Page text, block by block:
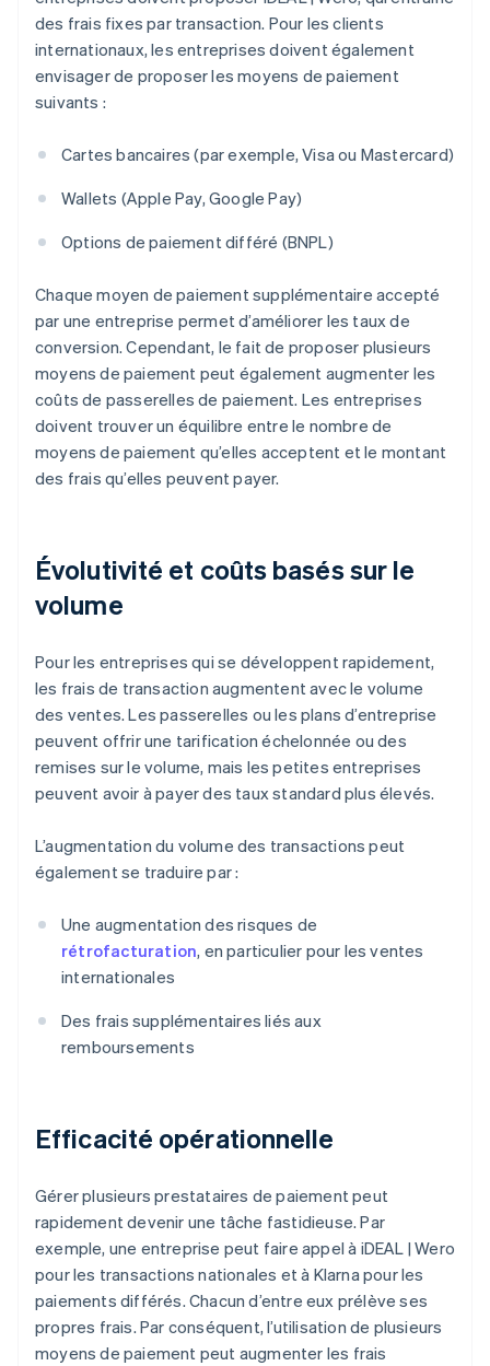
des frais fixes par transaction. Pour les clients
internationaux, les entreprises doivent également
envisager de proposer les moyens de paiement
suivants :
Cartes bancaires (par exemple, Visa ou Mastercard)
Wallets (Apple Pay, Google Pay)
Options de paiement différé (BNPL)
Chaque moyen de paiement supplémentaire accepté
par une entreprise permet d’améliorer les taux de
conversion. Cependant, le fait de proposer plusieurs
moyens de paiement peut également augmenter les
coûts de passerelles de paiement. Les entreprises
doivent trouver un équilibre entre le nombre de
moyens de paiement qu’elles acceptent et le montant
des frais qu’elles peuvent payer.
Évolutivité et coûts basés sur le
volume
Pour les entreprises qui se développent rapidement,
les frais de transaction augmentent avec le volume
des ventes. Les passerelles ou les plans d’entreprise
peuvent offrir une tarification échelonnée ou des
remises sur le volume, mais les petites entreprises
peuvent avoir à payer des taux standard plus élevés.
L’augmentation du volume des transactions peut
également se traduire par :
Une augmentation des risques de
rétrofacturation, en particulier pour les ventes
internationales
Des frais supplémentaires liés aux
remboursements
Efficacité opérationnelle
Gérer plusieurs prestataires de paiement peut
rapidement devenir une tâche fastidieuse. Par
exemple, une entreprise peut faire appel à iDEAL | Wero
pour les transactions nationales et à Klarna pour les
paiements différés. Chacun d’entre eux prélève ses
propres frais. Par conséquent, l’utilisation de plusieurs
moyens de paiement peut augmenter les frais